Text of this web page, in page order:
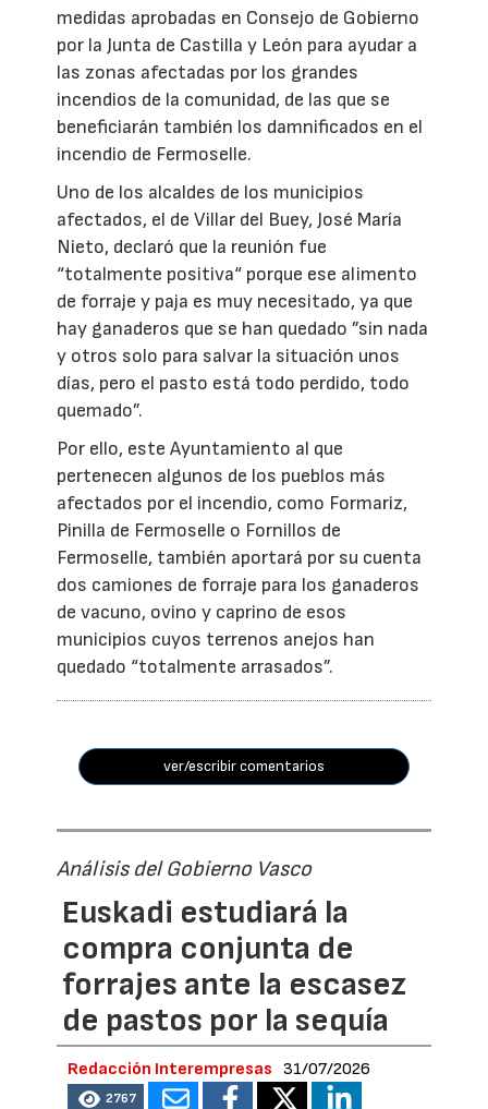
medidas aprobadas en Consejo de Gobierno
por la Junta de Castilla y León para ayudar a
las zonas afectadas por los grandes
incendios de la comunidad, de las que se
beneficiarán también los damnificados en el
incendio de Fermoselle.
Uno de los alcaldes de los municipios
afectados, el de Villar del Buey, José María
Nieto, declaró que la reunión fue
“totalmente positiva“ porque ese alimento
de forraje y paja es muy necesitado, ya que
hay ganaderos que se han quedado ”sin nada
y otros solo para salvar la situación unos
días, pero el pasto está todo perdido, todo
quemado”.
Por ello, este Ayuntamiento al que
pertenecen algunos de los pueblos más
afectados por el incendio, como Formariz,
Pinilla de Fermoselle o Fornillos de
Fermoselle, también aportará por su cuenta
dos camiones de forraje para los ganaderos
de vacuno, ovino y caprino de esos
municipios cuyos terrenos anejos han
quedado “totalmente arrasados”.
ver/escribir comentarios
Análisis del Gobierno Vasco
Euskadi estudiará la
compra conjunta de
forrajes ante la escasez
de pastos por la sequía
Redacción Interempresas 31/07/2026
2767